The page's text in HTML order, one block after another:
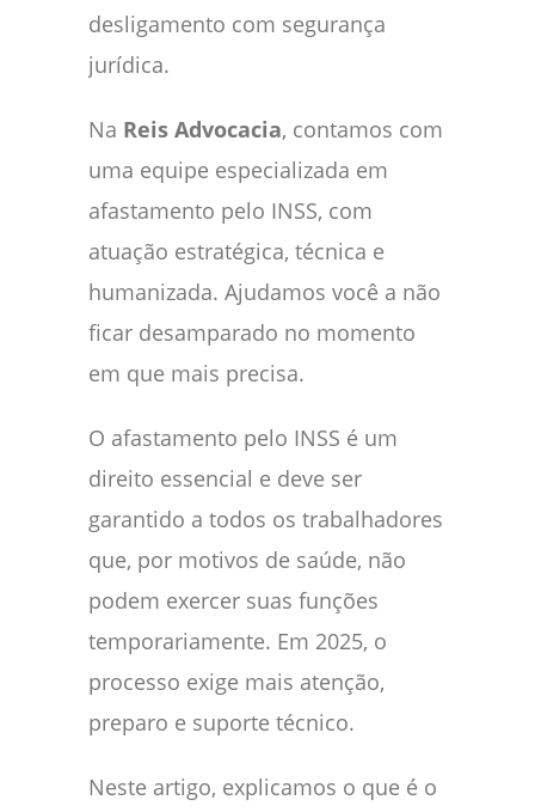
desligamento com segurança
jurídica.
Na Reis Advocacia, contamos com
uma equipe especializada em
afastamento pelo INSS, com
atuação estratégica, técnica e
humanizada. Ajudamos você a não
ficar desamparado no momento
em que mais precisa.
O afastamento pelo INSS é um
direito essencial e deve ser
garantido a todos os trabalhadores
que, por motivos de saúde, não
podem exercer suas funções
temporariamente. Em 2025, o
processo exige mais atenção,
preparo e suporte técnico.
Neste artigo, explicamos o que é o